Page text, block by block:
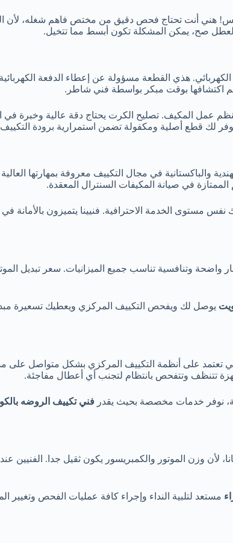
هني أنت تحتاج فحص دقيق من مختص فاهم شغله، لأن
صح، يمكن المشكلة تكون أبسط مما تتخيل.
هذي القطعة مسؤولة عن إعطاء الدفعة
تم اكتشافها بوقت مبكر بواسطة فني شاطر.
عمل المكيف. تصليح الكرت يحتاج دقة عالية وخبرة في
لك قطع أصلية ومكفولة تضمن استمرارية برودة
والباكستانية في مجال التكييف معروفة بمهارتها
في صيانة المكيفات السنترال المعقدة.
نفس مستوى الخدمة الاحترافية. فنيينا يتميزون بالأمانة
وتنافسية تناسب جميع الميزانيات. سعر تبديل
يوصل لك ويفحص التكييف المركزي ويعطيك تسعيرة
تعتمد على أنظمة التكييف المركزي بشكل متواصل
تتنظف وتتفحص بانتظام لتجنب أي أعطال مفاجئة.
نوفر خدمات مخصصة بحيث يقدر فني تكييف الروضه
لأن وزن الموتور والكمبريسور يكون ثقيل جدا. الفنيين
مستعد لتلبية النداء وإجراء كافة عمليات الفحص وتغيير